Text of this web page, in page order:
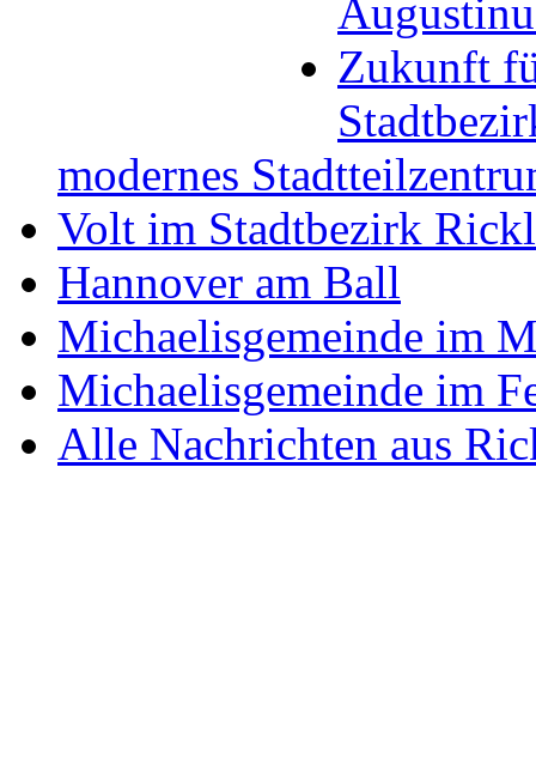
Zukunft
modernes
Volt im Stadtbezirk
Hannover am Ball
Michaelisgemeinde im
Michaelisgemeinde im
Alle Nachrichten aus